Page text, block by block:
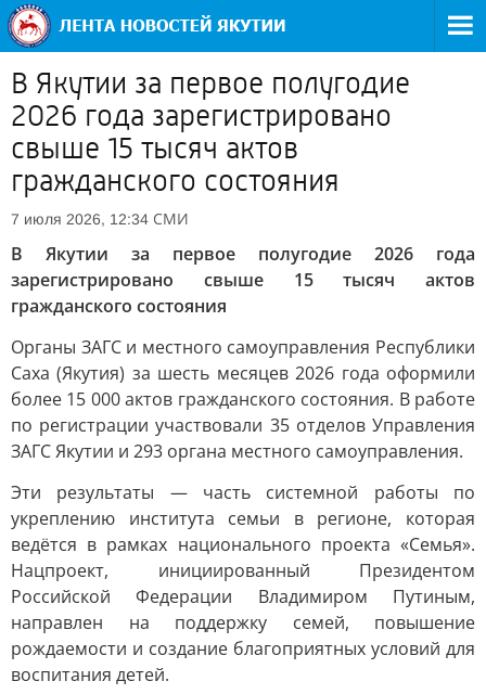
В Якутии за первое полугодие
2026 года зарегистрировано
свыше 15 тысяч актов
гражданского состояния
7 июля 2026, 12:34 СМИ
В Якутии за первое полугодие 2026 года
зарегистрировано свыше 15 тысяч актов
гражданского состояния
Органы ЗАГС и местного самоуправления Республики
Саха (Якутия) за шесть месяцев 2026 года оформили
более 15 000 актов гражданского состояния. В работе
по регистрации участвовали 35 отделов Управления
ЗАГС Якутии и 293 органа местного самоуправления.
Эти результаты — часть системной работы по
укреплению института семьи в регионе, которая
ведётся в рамках национального проекта «Семья».
Нацпроект, инициированный Президентом
Российской Федерации Владимиром Путиным,
направлен на поддержку семей, повышение
рождаемости и создание благоприятных условий для
воспитания детей.